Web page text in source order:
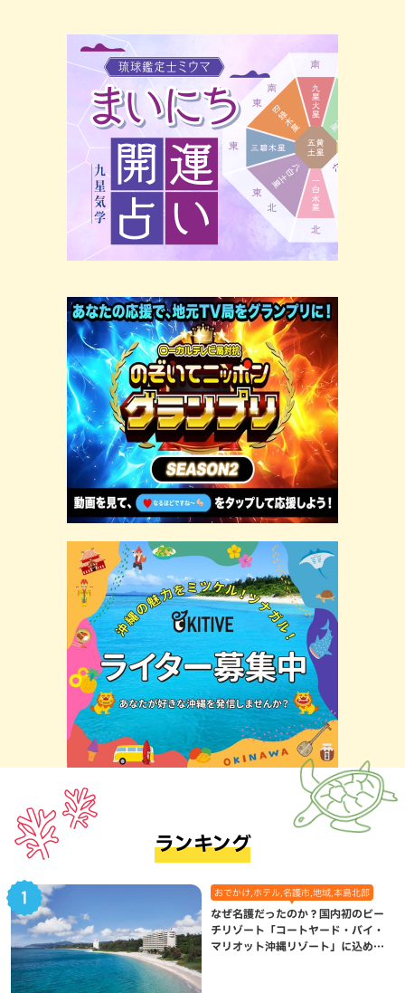
ランキング
おでかけ,ホテル,名護市,地域,本島北部
なぜ名護だったのか？国内初のビー
チリゾート「コートヤード・バイ・
マリオット沖縄リゾート」に込めら